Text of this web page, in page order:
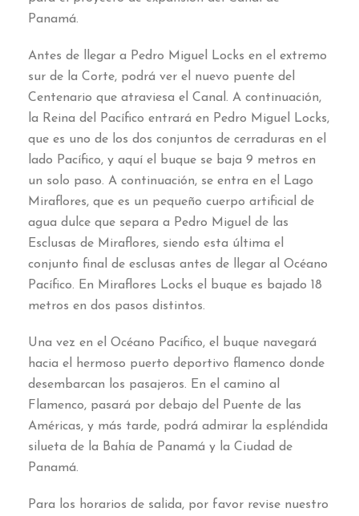
Panamá.
Antes de llegar a Pedro Miguel Locks en el extremo
sur de la Corte, podrá ver el nuevo puente del
Centenario que atraviesa el Canal . A continuación,
la Reina del Pacífico entrará en Pedro Miguel Locks,
que es uno de los dos conjuntos de cerraduras en el
lado Pacífico, y aquí el buque se baja 9 metros en
un solo paso. A continuación, se entra en el Lago
Miraflores, que es un pequeño cuerpo artificial de
agua dulce que separa a Pedro Miguel de las
Esclusas de Miraflores, siendo esta última el
conjunto final de esclusas antes de llegar al Océano
Pacífico. En Miraflores Locks el buque es bajado 18
metros en dos pasos distintos.
Una vez en el Océano Pacífico, el buque navegará
hacia el hermoso puerto deportivo flamenco donde
desembarcan los pasajeros. En el camino al
Flamenco, pasará por debajo del Puente de las
Américas, y más tarde, podrá admirar la espléndida
silueta de la Bahía de Panamá y la Ciudad de
Panamá.
Para los horarios de salida, por favor revise nuestro